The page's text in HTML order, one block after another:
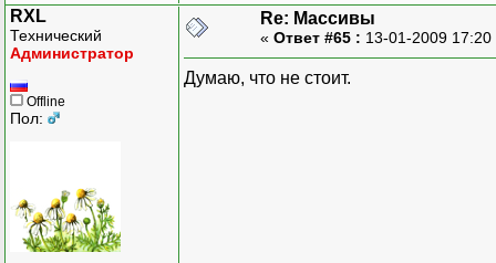
RXL
Технический
Администратор
Offline
Пол:
Re: Массивы
« Ответ #65 : 13-01-2009
Думаю, что не стоит.